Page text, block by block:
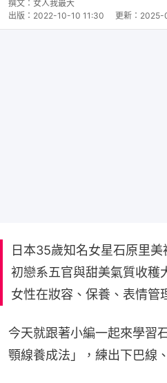
撰文： 女人我最大
出版： 2022-10-10 11:30 更新： 2025-
日本35歲知名女星石原里美
初戀系五官與甜美氣質收穫
女性在妝容、保養、表情管
今天就跟著小編一起來學習
顎線養成法」，練出下巴線